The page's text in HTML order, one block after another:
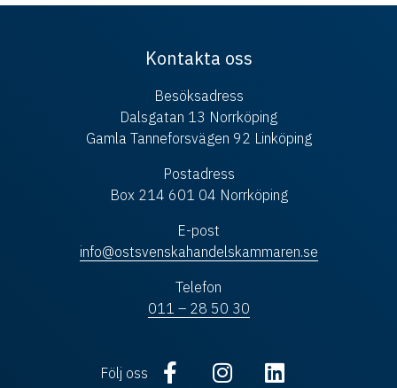
Kontakta oss
Besöksadress
Dalsgatan 13 Norrköping
Gamla Tanneforsvägen 92 Linköping
Postadress
Box 214 601 04 Norrköping
E-post
info@ostsvenskahandelskammaren.se
Telefon
011 – 28 50 30
Följ oss